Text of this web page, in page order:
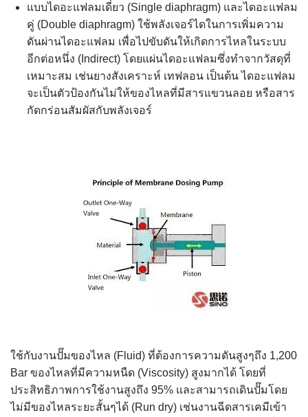
แบบไดอะแฟลมเดี่ยว (Single diaphragm) และไดอะแฟลม
คู่ (Double diaphragm) ใช้พลังเจอร์ไดในการเพิ่มความ
ดันผ่านไดอะแฟลม เพื่อไปขับดันให้เกิดการไหลในระบบ
อีกต่อหนึ่ง (Indirect) โดยแผ่นไดอะแฟลมซึ่งทำจากวัสดุที่
เหมาะสม เช่นยางสังเคราะห์ เทฟลอน เป็นต้น ไดอะแฟลม
จะเป็นตัวป้องกันไม่ให้ของไหลที่มีสารแขวนลอย หรือสาร
กัดกร่อนสัมผัสกับพลังเจอร์
ใช้กับงานปั๊มของไหล (Fluid) ที่ต้องการความดันสูงๆถึง 1,200
Bar ของไหลที่มีความหนืด (Viscosity) สูงมากได้ โดยที่
ประสิทธิภาพการใช้งานสูงถึง 95% และสามารถเดินปั๊มโดย
ไม่มีของไหลระยะสั้นๆได้ (Run dry) เช่นงานฉีดสารเคมีเข้า